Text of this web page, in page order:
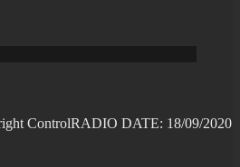
ControlRADIO DATE: 18/09/2020